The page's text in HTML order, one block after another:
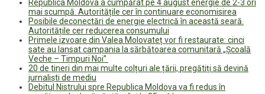
Republica Moldova a cumpărat pe 4 august energie de 2-3 ori
mai scumpă. Autoritățile cer în continuare economisirea
Posibile deconectări de energie electrică în această seară.
Autoritățile cer reducerea consumului
Primele izvoare din Valea Molovateț vor fi restaurate: cinci
sate au lansat campania la sărbătoarea comunitară „Școală
Veche – Timpuri Noi”
20 de tineri din mai multe colțuri ale țării, pregătiți să devină
jurnaliști de mediu
Debitul Nistrului spre Republica Moldova va fi redus în